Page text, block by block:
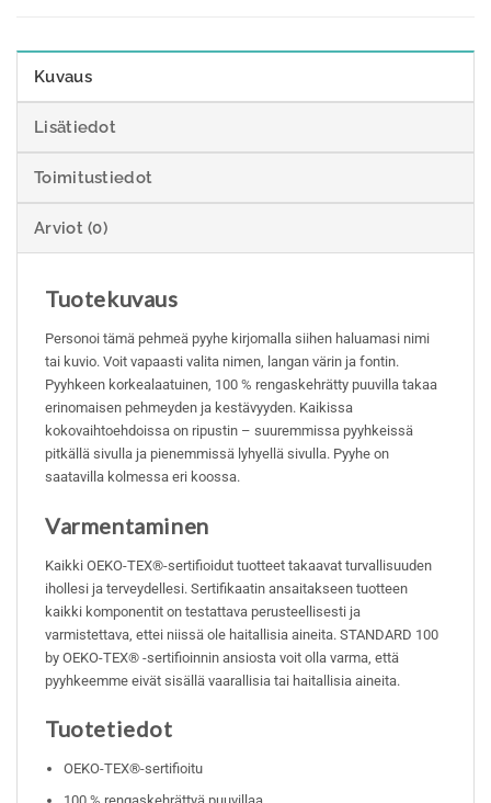
Kuvaus
Lisätiedot
Toimitustiedot
Arviot (0)
Tuotekuvaus
Personoi tämä pehmeä pyyhe kirjomalla siihen haluamasi nimi
tai kuvio. Voit vapaasti valita nimen, langan värin ja fontin.
Pyyhkeen korkealaatuinen, 100 % rengaskehrätty puuvilla takaa
erinomaisen pehmeyden ja kestävyyden. Kaikissa
kokovaihtoehdoissa on ripustin – suuremmissa pyyhkeissä
pitkällä sivulla ja pienemmissä lyhyellä sivulla. Pyyhe on
saatavilla kolmessa eri koossa.
Varmentaminen
Kaikki OEKO-TEX®-sertifioidut tuotteet takaavat turvallisuuden
ihollesi ja terveydellesi. Sertifikaatin ansaitakseen tuotteen
kaikki komponentit on testattava perusteellisesti ja
varmistettava, ettei niissä ole haitallisia aineita. STANDARD 100
by OEKO-TEX® -sertifioinnin ansiosta voit olla varma, että
pyyhkeemme eivät sisällä vaarallisia tai haitallisia aineita.
Tuotetiedot
OEKO-TEX®-sertifioitu